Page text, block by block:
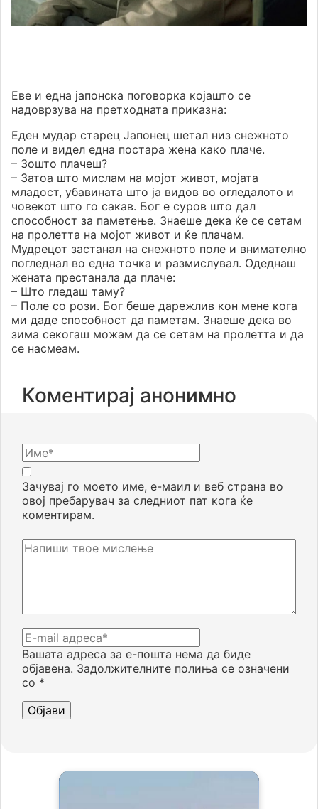
Еве и една јапонска поговорка којашто се
надоврзува на претходната приказна:
Еден мудар старец Јапонец шетал низ снежното
поле и видел една постара жена како плаче.
– Зошто плачеш?
– Затоа што мислам на мојот живот, мојата
младост, убавината што ја видов во огледалото и
човекот што го сакав. Бог е суров што дал
способност за паметење. Знаеше дека ќе се сетам
на пролетта на мојот живот и ќе плачам.
Мудрецот застанал на снежното поле и внимателно
погледнал во една точка и размислувал. Одеднаш
жената престанала да плаче:
– Што гледаш таму?
– Поле со рози. Бог беше дарежлив кон мене кога
ми даде способност да паметам. Знаеше дека во
зима секогаш можам да се сетам на пролетта и да
се насмеам.
Коментирај анонимно
Вашата адреса за е-пошта нема да биде
објавена. Задолжителните полиња се означени
со *
Зачувај го моето име, е-маил и веб страна во
овој пребарувач за следниот пат кога ќе
коментирам.